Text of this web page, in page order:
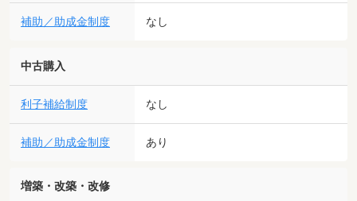
補助／助成金制度 なし
中古購入
利子補給制度 なし
補助／助成金制度 あり
増築・改築・改修